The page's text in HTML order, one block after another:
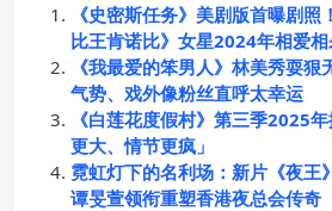
《史密斯任务》美剧版首曝剧
比王肯诺比》女星2024年相爱
《我最爱的笨男人》林美秀耍
气势、戏外像粉丝直呼太幸运
《白莲花度假村》第三季2025
更大、情节更疯」
霓虹灯下的名利场：新片《夜王
谭旻萱领衔重塑香港夜总会传奇